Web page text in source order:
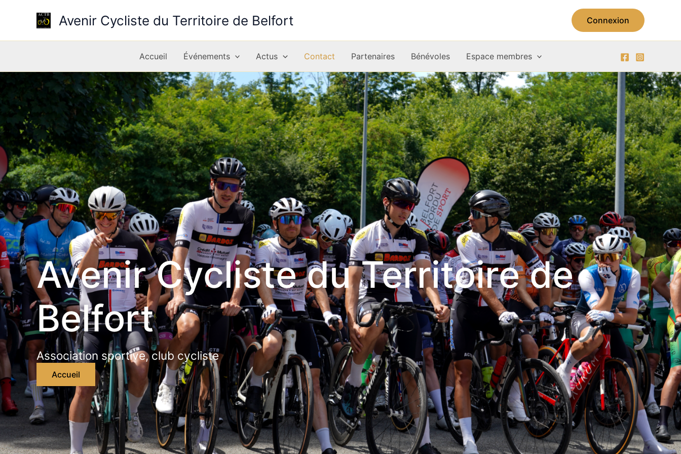
Avenir Cycliste du Territoire de Belfort Connexion
Accueil Événements Actus Contact Partenaires Bénévoles Espace membres
Avenir Cycliste du Territoire de
Belfort
Association sportive, club cycliste
Accueil